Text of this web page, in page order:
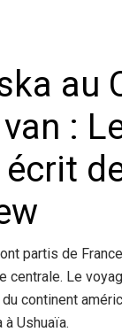
au
:
partis de
centrale. Le
continent
à Ushuaïa.